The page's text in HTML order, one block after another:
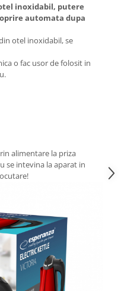
inoxidabil, putere
automata dupa
otel inoxidabil, se
o fac usor de folosit in
alimentare la priza
se intevina la aparat in